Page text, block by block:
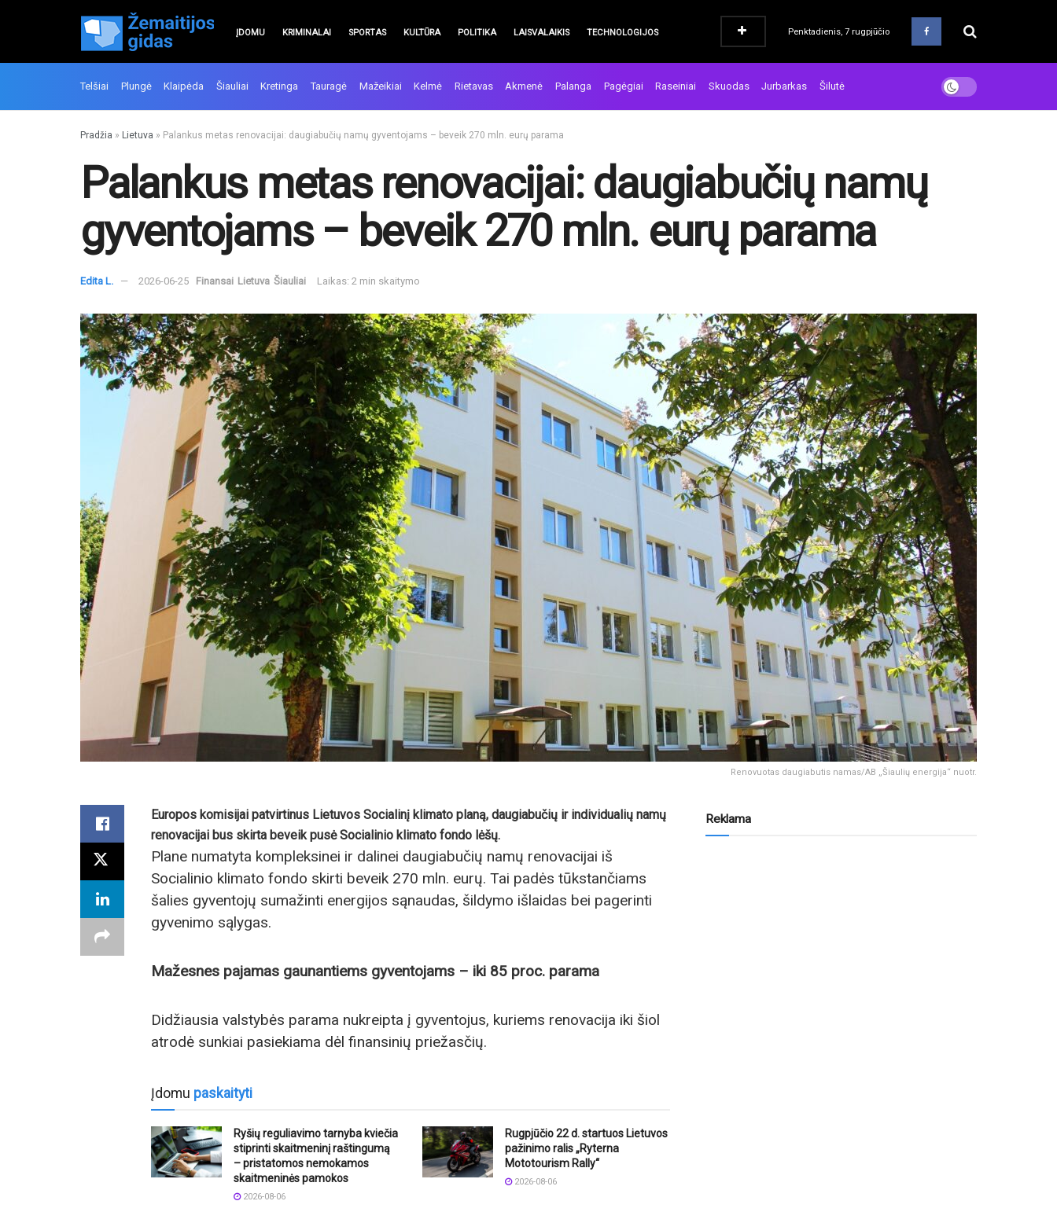
ĮDOMU KRIMINALAI SPORTAS KULTŪRA POLITIKA LAISVALAIKIS TECHNOLOGIJOS Penktadienis, 7 rugpjūčio
Telšiai Plungė Klaipėda Šiauliai Kretinga Tauragė Mažeikiai Kelmė Rietavas Akmenė Palanga Pagėgiai Raseiniai Skuodas Jurbarkas Šilutė
Pradžia » Lietuva » Palankus metas renovacijai: daugiabučių namų gyventojams – beveik 270 mln. eurų parama
Palankus metas renovacijai: daugiabučių namų
gyventojams – beveik 270 mln. eurų parama
Edita L. 2026-06-25 Finansai Lietuva Šiauliai Laikas: 2 min skaitymo
Renovuotas daugiabutis namas/AB „Šiaulių energija“ nuotr.
Europos komisijai patvirtinus Lietuvos Socialinį klimato planą, daugiabučių ir individualių namų
renovacijai bus skirta beveik pusė Socialinio klimato fondo lėšų.
Plane numatyta kompleksinei ir dalinei daugiabučių namų renovacijai iš
Socialinio klimato fondo skirti beveik 270 mln. eurų. Tai padės tūkstančiams
šalies gyventojų sumažinti energijos sąnaudas, šildymo išlaidas bei pagerinti
gyvenimo sąlygas.
Mažesnes pajamas gaunantiems gyventojams – iki 85 proc. parama
Didžiausia valstybės parama nukreipta į gyventojus, kuriems renovacija iki šiol
atrodė sunkiai pasiekiama dėl finansinių priežasčių.
Įdomu paskaityti
Ryšių reguliavimo tarnyba kviečia
stiprinti skaitmeninį raštingumą
– pristatomos nemokamos
skaitmeninės pamokos
2026-08-06
Rugpjūčio 22 d. startuos Lietuvos
pažinimo ralis „Ryterna
Mototourism Rally“
2026-08-06
Reklama